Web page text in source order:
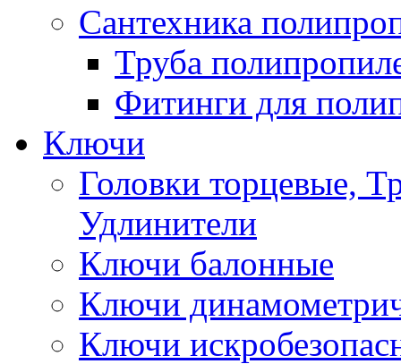
Сантехника
Труба
Фитинги для
Ключи
Головки торцевые,
Удлинители
Ключи балонные
Ключи
Ключи